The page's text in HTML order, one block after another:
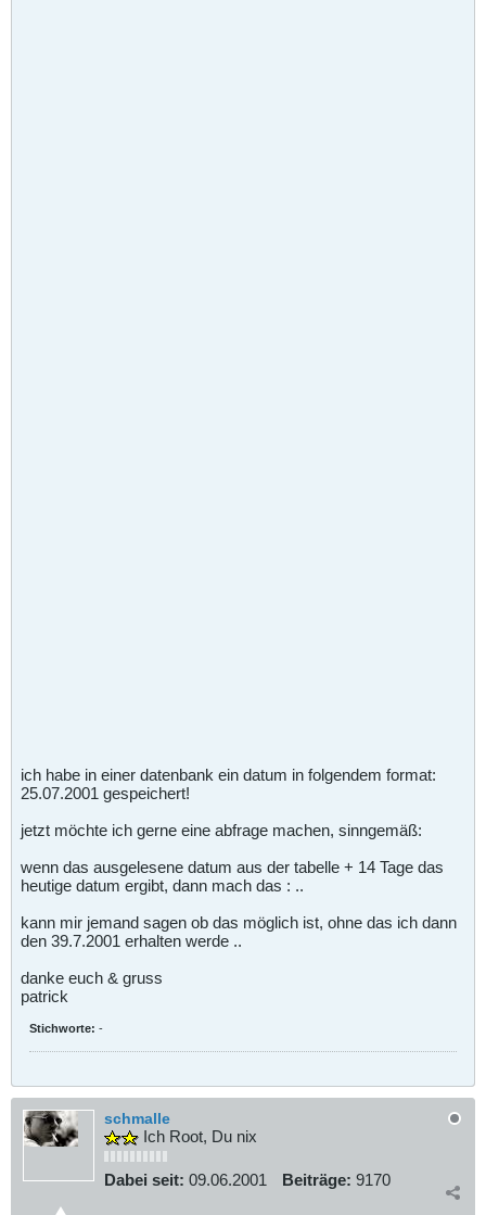
ich habe in einer datenbank ein datum in folgendem format:
25.07.2001 gespeichert!
jetzt möchte ich gerne eine abfrage machen, sinngemäß:
wenn das ausgelesene datum aus der tabelle + 14 Tage das
heutige datum ergibt, dann mach das : ..
kann mir jemand sagen ob das möglich ist, ohne das ich dann
den 39.7.2001 erhalten werde ..
danke euch & gruss
patrick
Stichworte: -
schmalle
Ich Root, Du nix
Dabei seit: 09.06.2001 Beiträge: 9170